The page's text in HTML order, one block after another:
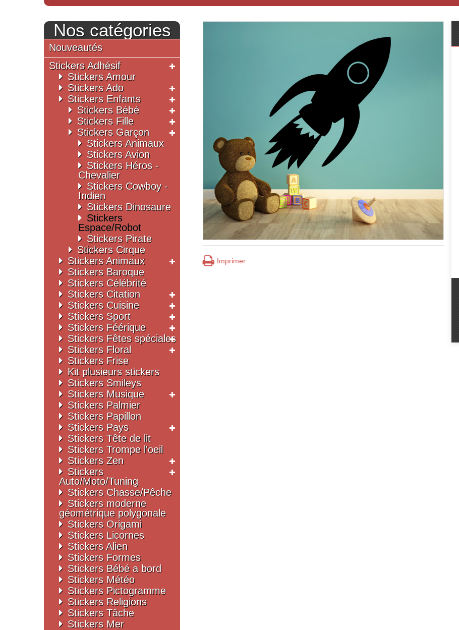
Nos catégories
Nouveautés
Stickers Adhésif
Stickers Amour
Stickers Ado
Stickers Enfants
Stickers Bébé
Stickers Fille
Stickers Garçon
Stickers Animaux
Stickers Avion
Stickers Héros -
Chevalier
Stickers Cowboy -
Indien
Stickers Dinosaure
Stickers
Espace/Robot
Stickers Pirate
Stickers Cirque
Stickers Animaux
Stickers Baroque
Stickers Célébrité
Stickers Citation
Stickers Cuisine
Stickers Sport
Stickers Féérique
Stickers Fêtes spéciales
Stickers Floral
Stickers Frise
Kit plusieurs stickers
Stickers Smileys
Stickers Musique
Stickers Palmier
Stickers Papillon
Stickers Pays
Stickers Tête de lit
Stickers Trompe l'oeil
Stickers Zen
Stickers
Auto/Moto/Tuning
Stickers Chasse/Pêche
Stickers moderne
géométrique polygonale
Stickers Origami
Stickers Licornes
Stickers Alien
Stickers Formes
Stickers Bébé a bord
Stickers Météo
Stickers Pictogramme
Stickers Religions
Stickers Tâche
Stickers Mer
Imprimer